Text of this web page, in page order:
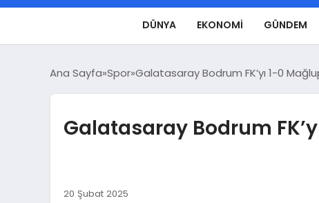
DÜNYA EKONOMI GÜNDEM
Ana Sayfa Spor Galatasaray Bodrum FK’yı 1-0
Galatasaray Bodrum
20 Şubat 2025